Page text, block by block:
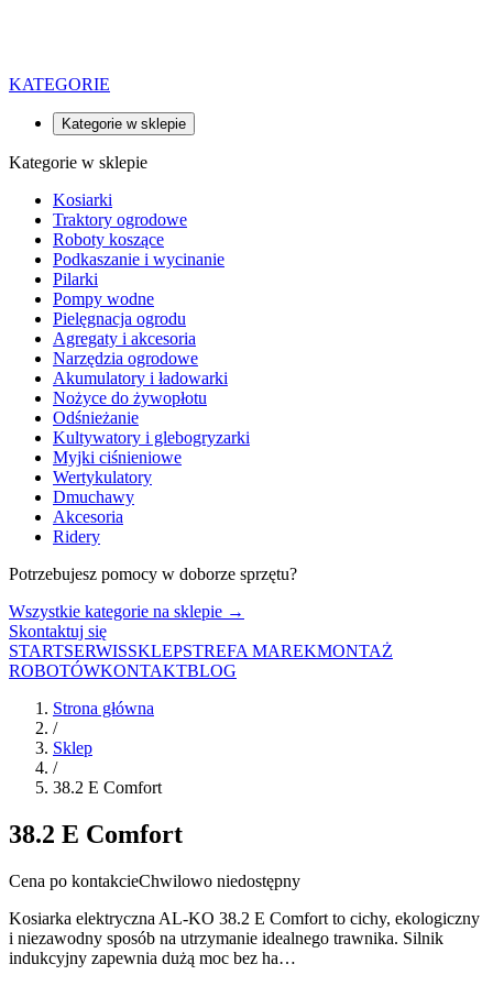
KATEGORIE
Kategorie w sklepie
Kategorie w sklepie
Kosiarki
Traktory ogrodowe
Roboty koszące
Podkaszanie i wycinanie
Pilarki
Pompy wodne
Pielęgnacja ogrodu
Agregaty i akcesoria
Narzędzia ogrodowe
Akumulatory i ładowarki
Nożyce do żywopłotu
Odśnieżanie
Kultywatory i glebogryzarki
Myjki ciśnieniowe
Wertykulatory
Dmuchawy
Akcesoria
Ridery
Potrzebujesz pomocy w doborze sprzętu?
Wszystkie kategorie na sklepie →
Skontaktuj się
STARTSERWISSKLEPSTREFA MAREKMONTAŻ
ROBOTÓWKONTAKTBLOG
Strona główna
/
Sklep
/
38.2 E Comfort
38.2 E Comfort
Cena po kontakcieChwilowo niedostępny
Kosiarka elektryczna AL-KO 38.2 E Comfort to cichy, ekologiczny
i niezawodny sposób na utrzymanie idealnego trawnika. Silnik
indukcyjny zapewnia dużą moc bez ha…